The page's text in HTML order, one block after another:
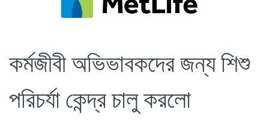
কর্মজীবী অভিভাবকদের জন্য শিশু
পরিচর্যা কেন্দ্র চালু করলো